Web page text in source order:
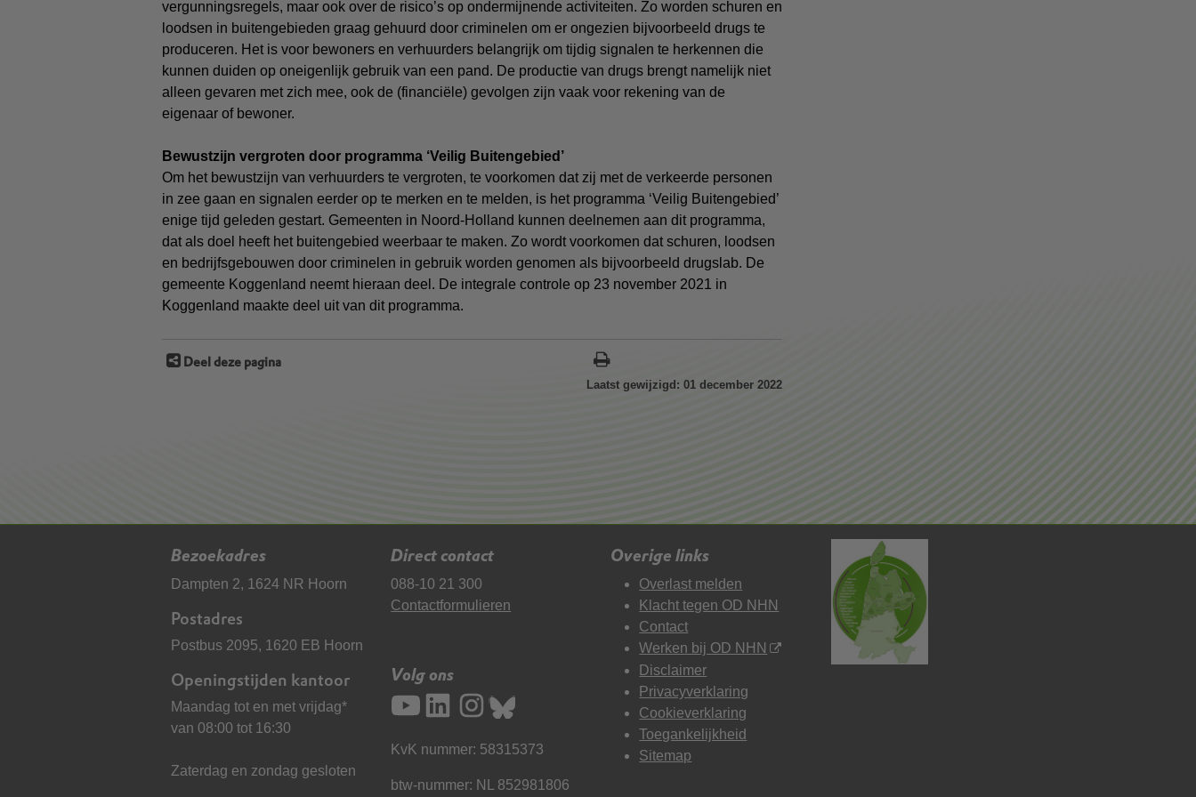
vergunningsregels, maar ook over de risico’s op ondermijnende activiteiten. Zo worden schuren en
loodsen in buitengebieden graag gehuurd door criminelen om er ongezien bijvoorbeeld drugs te
produceren. Het is voor bewoners en verhuurders belangrijk om tijdig signalen te herkennen die
kunnen duiden op oneigenlijk gebruik van een pand. De productie van drugs brengt namelijk niet
alleen gevaren met zich mee, ook de (financiële) gevolgen zijn vaak voor rekening van de
eigenaar of bewoner.
Bewustzijn vergroten door programma ‘Veilig Buitengebied’
Om het bewustzijn van verhuurders te vergroten, te voorkomen dat zij met de verkeerde personen
in zee gaan en signalen eerder op te merken en te melden, is het programma ‘Veilig Buitengebied’
enige tijd geleden gestart. Gemeenten in Noord-Holland kunnen deelnemen aan dit programma,
dat als doel heeft het buitengebied weerbaar te maken. Zo wordt voorkomen dat schuren, loodsen
en bedrijfsgebouwen door criminelen in gebruik worden genomen als bijvoorbeeld drugslab. De
gemeente Koggenland neemt hieraan deel. De integrale controle op 23 november 2021 in
Koggenland maakte deel uit van dit programma.
Deel deze pagina
Laatst gewijzigd: 01 december 2022
Bezoekadres
Dampten 2, 1624 NR Hoorn
Postadres
Postbus 2095, 1620 EB Hoorn
Openingstijden kantoor
Maandag tot en met vrijdag*
van 08:00 tot 16:30
Zaterdag en zondag gesloten
Direct contact
088-10 21 300
Contactformulieren
Volg ons
KvK nummer: 58315373
btw-nummer: NL 852981806
Overige links
Overlast melden
Klacht tegen OD NHN
Contact
Werken bij OD NHN
Disclaimer
Privacyverklaring
Cookieverklaring
Toegankelijkheid
Sitemap